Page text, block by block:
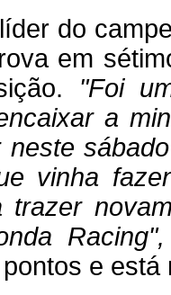
do
em
"Foi
a
neste
vinha
trazer
Racing",
e